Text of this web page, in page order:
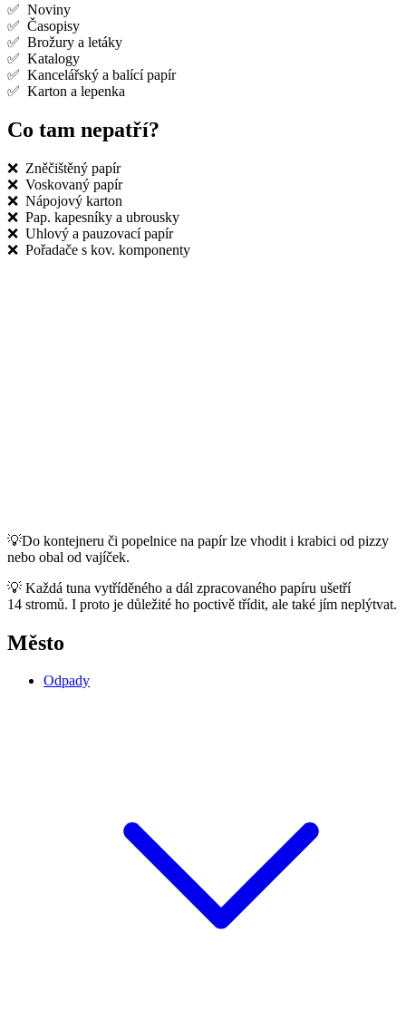
✅ Noviny
✅ Časopisy
✅ Brožury a letáky
✅ Katalogy
✅ Kancelářský a balící papír
✅ Karton a lepenka
Co tam nepatří?
❌ Zněčištěný papír
❌ Voskovaný papír
❌ Nápojový karton
❌ Pap. kapesníky a ubrousky
❌ Uhlový a pauzovací papír
❌ Pořadače s kov. komponenty
💡Do kontejneru či popelnice na papír lze vhodit i krabici od pizzy
nebo obal od vajíček.
💡 Každá tuna vytříděného a dál zpracovaného papíru ušetří
14 stromů. I proto je důležité ho poctivě třídit, ale také jím neplýtvat.
Město
Odpady